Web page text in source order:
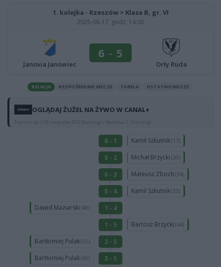
1. kolejka - Rzeszów > Klasa B, gr. VI
2025-08-17, godz. 14:00
Janovia Janowiec
6 - 5
Orły Ruda
RELACJA BEZPOŚREDNIE MECZE TABELA OSTATNIE MECZE
OGLĄDAJ ŻUŻEL NA ŻYWO W CANAL+
Transmisje LIVE z meczów PGE Ekstraligi i Metalkas 2. Ekstraligi
0 - 1 Kamil Szkutnik(17)
0 - 2 Michał Brzycki (20)
0 - 3 Mateusz Zboch (34)
0 - 4 Kamil Szkutnik(35)
Dawid Maziarski (40)
1 - 4
1 - 5
Bartosz Brzycki (44)
Bartłomiej Pulak(51)
2 - 5
Bartłomiej Pulak(69)
3 - 5